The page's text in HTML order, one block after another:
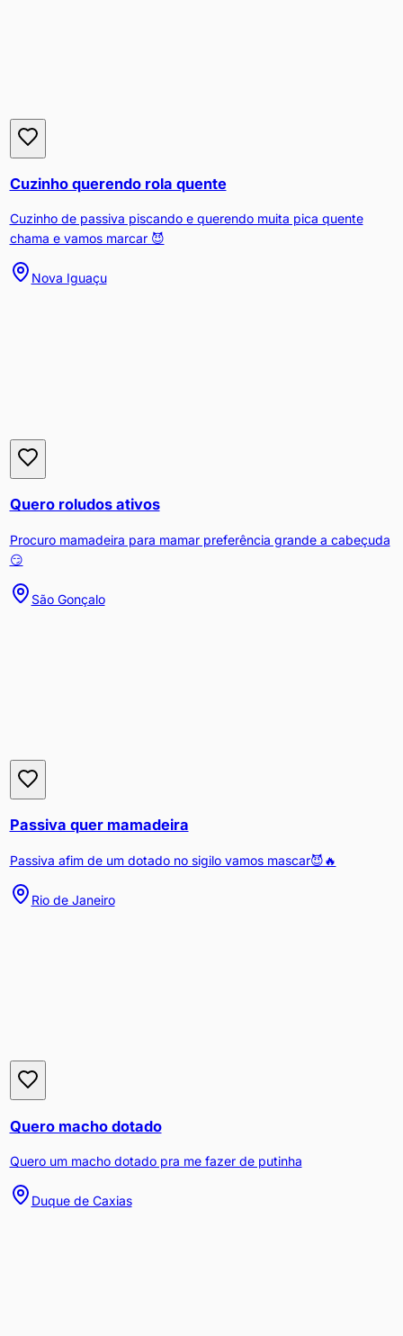
Cuzinho querendo rola quente
Cuzinho de passiva piscando e querendo muita pica quente
chama e vamos marcar 😈
Nova Iguaçu
Quero roludos ativos
Procuro mamadeira para mamar preferência grande a cabeçuda
😏
São Gonçalo
Passiva quer mamadeira
Passiva afim de um dotado no sigilo vamos mascar😈🔥
Rio de Janeiro
Quero macho dotado
Quero um macho dotado pra me fazer de putinha
Duque de Caxias